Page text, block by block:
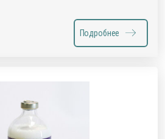
Подробнее